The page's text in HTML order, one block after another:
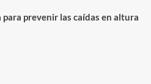
prevenir las caídas en altura